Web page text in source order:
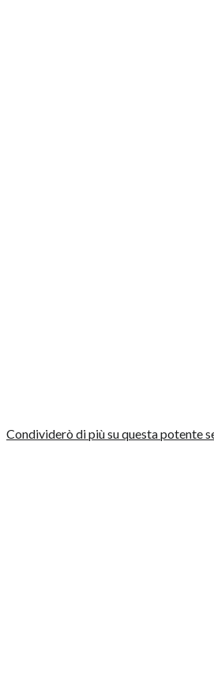
Condividerò di più su questa potente